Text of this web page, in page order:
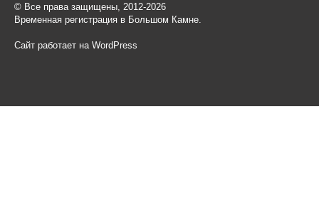
© Все права защищены, 2012-2026
Временная регистрация в Большом Камне.
Сайт работает на WordPress